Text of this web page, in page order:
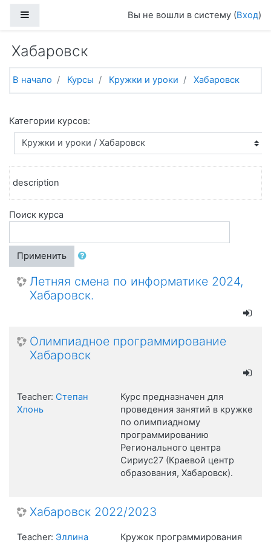
Вы не вошли в систему (Вход)
Хабаровск
В начало Курсы Кружки и уроки Хабаровск
Категории курсов:
description
Поиск курса
Применить
Летняя смена по информатике 2024,
Хабаровск.
Олимпиадное программирование
Хабаровск
Курс предназначен для
проведения занятий в кружке
по олимпиадному
программированию
Регионального центра
Сириус27 (Краевой центр
образования, Хабаровск).
Teacher: Степан
Хлонь
Хабаровск 2022/2023
Кружок программирования
Teacher: Эллина